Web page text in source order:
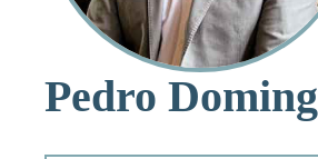
Pedro